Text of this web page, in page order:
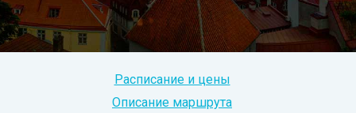
Расписание и цены
Описание маршрута